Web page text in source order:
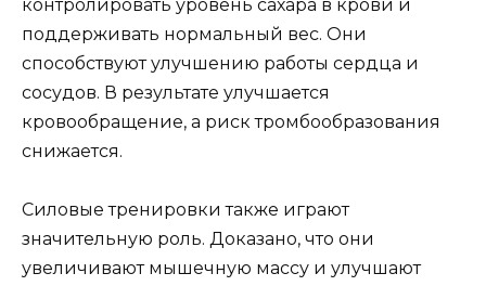
контролировать уровень сахара в крови и
поддерживать нормальный вес. Они
способствуют улучшению работы сердца и
сосудов. В результате улучшается
кровообращение, а риск тромбообразования
снижается.
Силовые тренировки также играют
значительную роль. Доказано, что они
увеличивают мышечную массу и улучшают